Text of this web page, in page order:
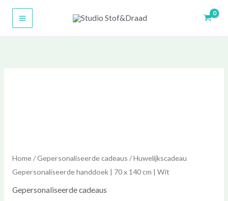
Home/Gepersonaliseerde cadeaus / Huwelijkscadeau
Gepersonaliseerde handdoek | 70 x 140 cm | Wit
Gepersonaliseerde cadeaus
140
cm
|